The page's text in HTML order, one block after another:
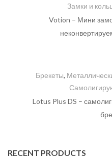
Замки и
Votion – Мини
Брекеты,
Lotus Plus DS –
RECENT PRODUCTS